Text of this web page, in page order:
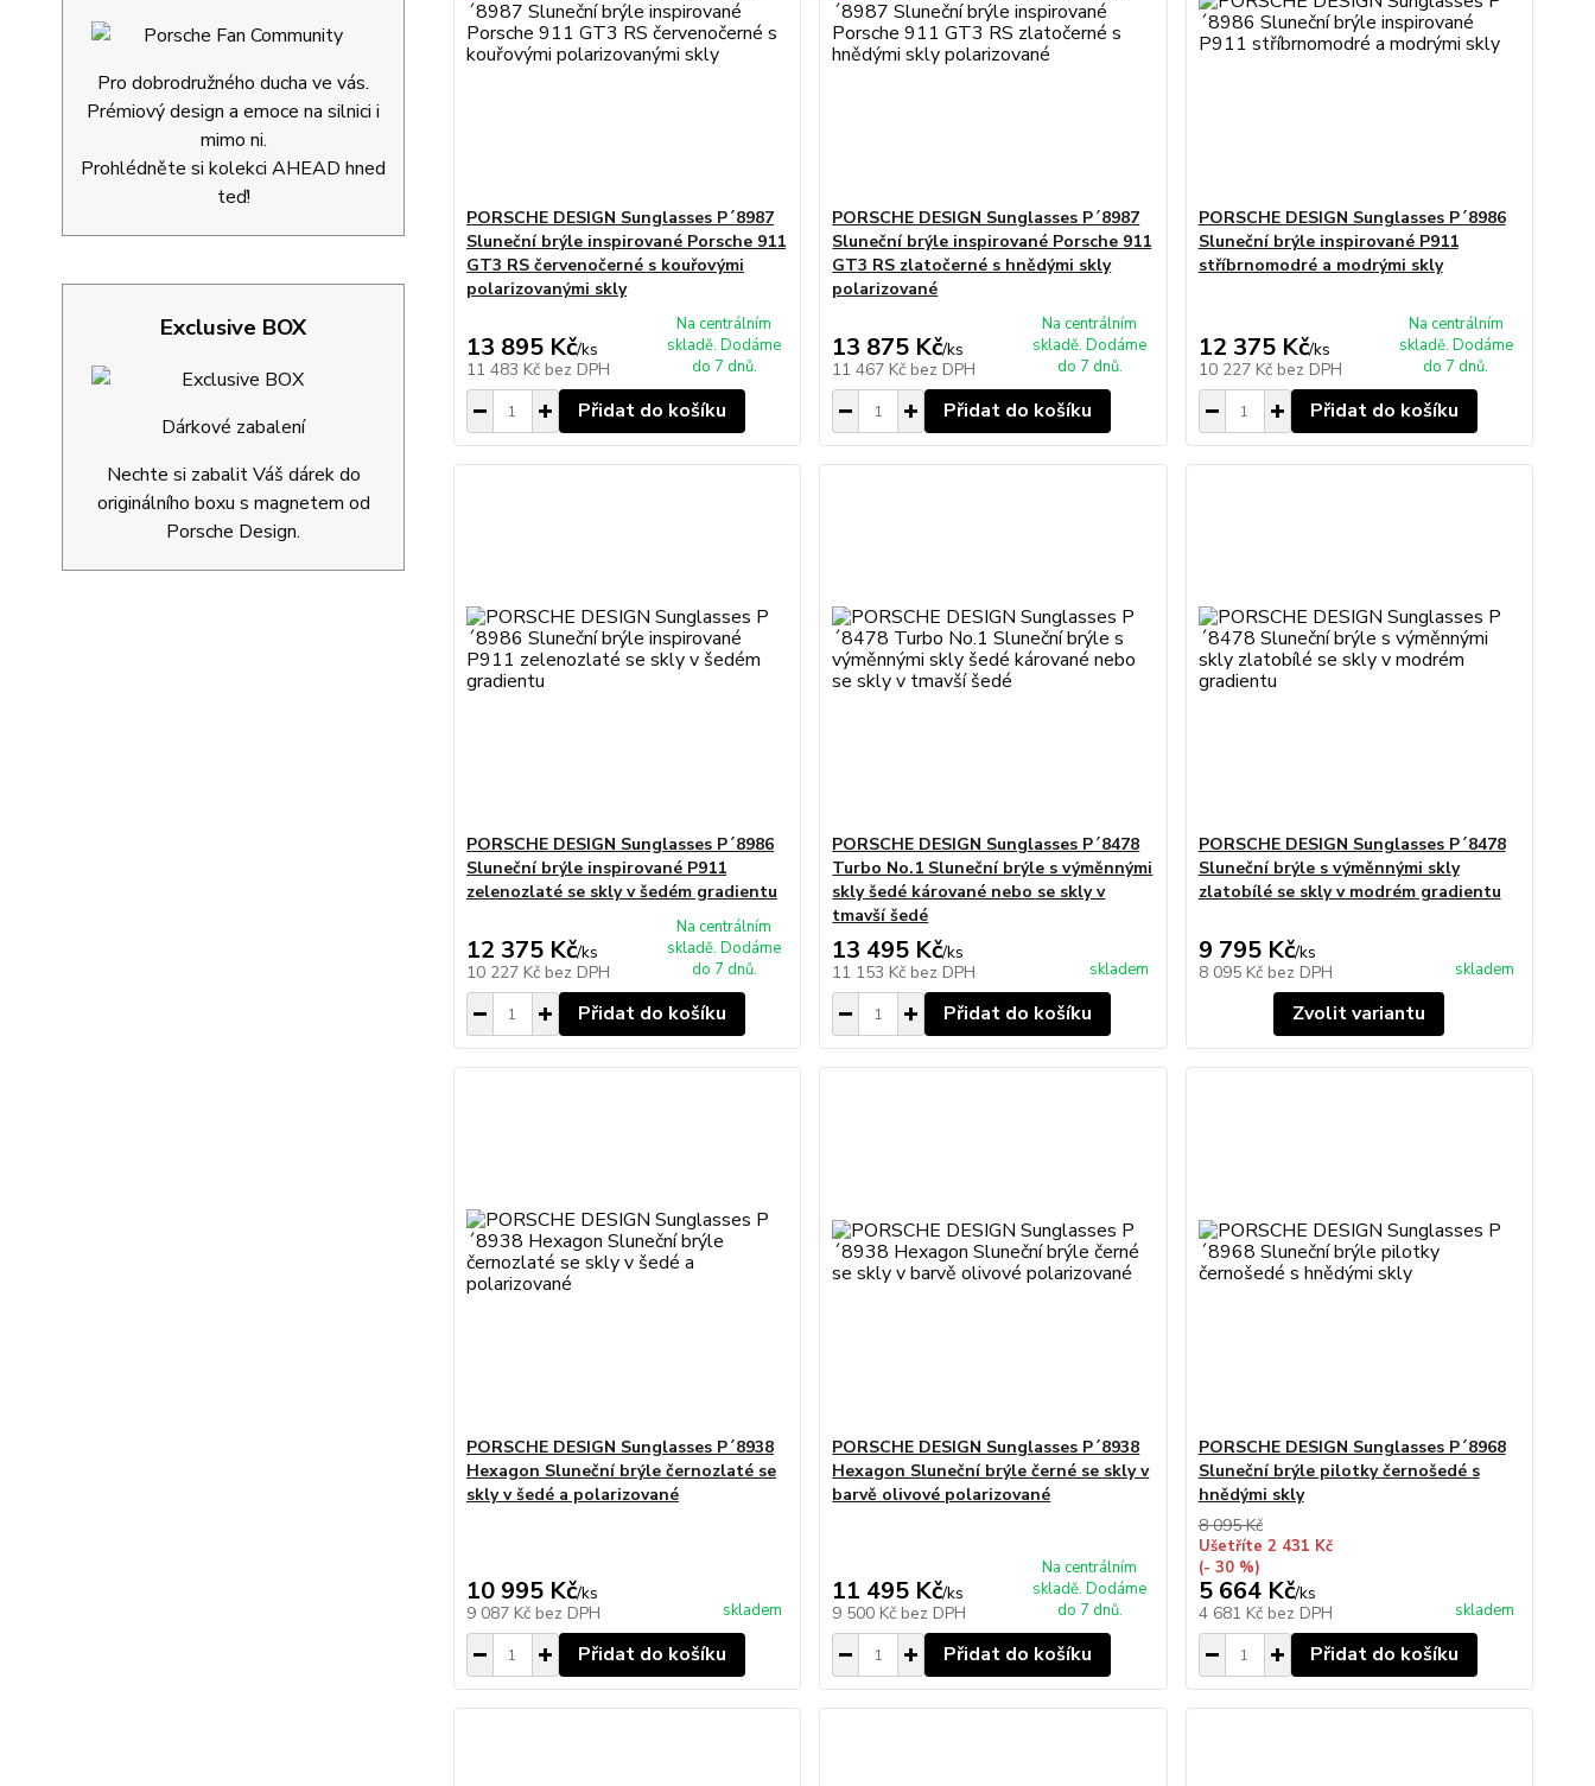
Pro dobrodružného ducha ve vás.
Prémiový design a emoce na silnici i
mimo ni.
Prohlédněte si kolekci AHEAD hned
teď!
Exclusive BOX
Dárkové zabalení
Nechte si zabalit Váš dárek do
originálního boxu s magnetem od
Porsche Design.
PORSCHE DESIGN Sunglasses P´8987
Sluneční brýle inspirované Porsche 911
GT3 RS červenočerné s kouřovými
polarizovanými skly
13 895 Kč/ks
11 483 Kč bez DPH
Na centrálním
skladě. Dodáme
do 7 dnů.
Přidat do košíku
PORSCHE DESIGN Sunglasses P´8987
Sluneční brýle inspirované Porsche 911
GT3 RS zlatočerné s hnědými skly
polarizované
13 875 Kč/ks
11 467 Kč bez DPH
Na centrálním
skladě. Dodáme
do 7 dnů.
Přidat do košíku
PORSCHE DESIGN Sunglasses P´8986
Sluneční brýle inspirované P911
stříbrnomodré a modrými skly
12 375 Kč/ks
10 227 Kč bez DPH
Na centrálním
skladě. Dodáme
do 7 dnů.
Přidat do košíku
PORSCHE DESIGN Sunglasses P´8986
Sluneční brýle inspirované P911
zelenozlaté se skly v šedém gradientu
12 375 Kč/ks
10 227 Kč bez DPH
Na centrálním
skladě. Dodáme
do 7 dnů.
Přidat do košíku
PORSCHE DESIGN Sunglasses P´8478
Turbo No.1 Sluneční brýle s výměnnými
skly šedé kárované nebo se skly v
tmavší šedé
13 495 Kč/ks
11 153 Kč bez DPH skladem
Přidat do košíku
PORSCHE DESIGN Sunglasses P´8478
Sluneční brýle s výměnnými skly
zlatobílé se skly v modrém gradientu
9 795 Kč/ks
8 095 Kč bez DPH skladem
Zvolit variantu
PORSCHE DESIGN Sunglasses P´8938
Hexagon Sluneční brýle černozlaté se
skly v šedé a polarizované
10 995 Kč/ks
9 087 Kč bez DPH skladem
Přidat do košíku
PORSCHE DESIGN Sunglasses P´8938
Hexagon Sluneční brýle černé se skly v
barvě olivové polarizované
11 495 Kč/ks
9 500 Kč bez DPH
Na centrálním
skladě. Dodáme
do 7 dnů.
Přidat do košíku
PORSCHE DESIGN Sunglasses P´8968
Sluneční brýle pilotky černošedé s
hnědými skly
8 095 Kč
Ušetříte 2 431 Kč
(- 30 %)
5 664 Kč/ks
4 681 Kč bez DPH skladem
Přidat do košíku